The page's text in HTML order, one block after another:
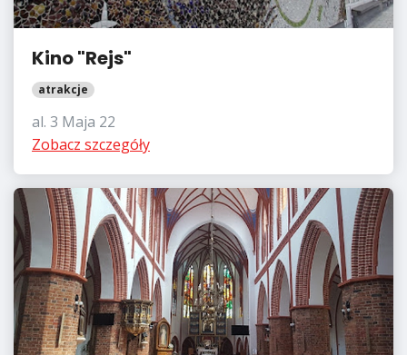
Kino "Rejs"
atrakcje
al. 3 Maja 22
Zobacz szczegóły